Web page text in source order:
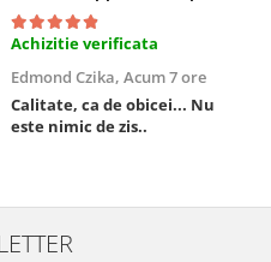
Achizitie verificata
Edmond Czika, Acum 7 ore
Calitate, ca de obicei... Nu
este nimic de zis..